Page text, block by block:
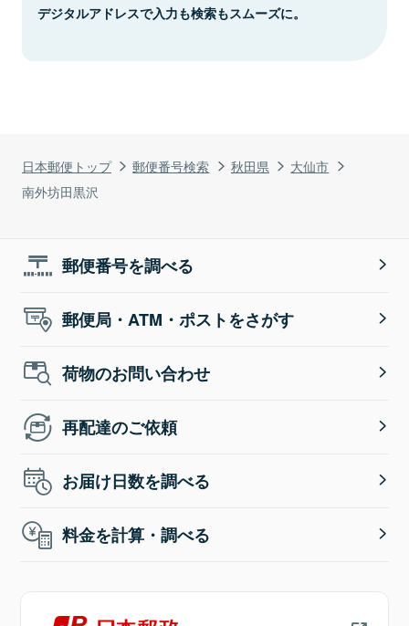
日本郵便トップ 郵便番号検索 秋田県
大仙市
南外坊田黒沢
デジタルアドレスで入力も検索もスムーズに。
郵便番号を調べる
郵便局・ATM・ポストをさがす
荷物のお問い合わせ
再配達のご依頼
お届け日数を調べる
料金を計算・調べる